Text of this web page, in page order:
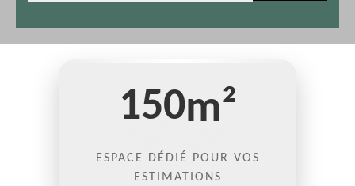
150m²
ESPACE DÉDIÉ POUR VOS
ESTIMATIONS